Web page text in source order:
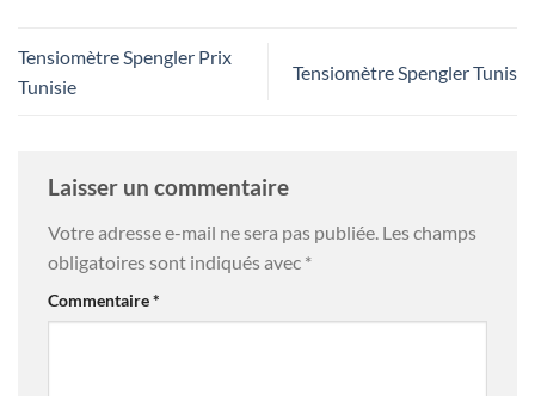
Tensiomètre Spengler Prix
Tunisie
Tensiomètre Spengler Tunis
Laisser un commentaire
Votre adresse e-mail ne sera pas publiée. Les champs
obligatoires sont indiqués avec *
Commentaire*